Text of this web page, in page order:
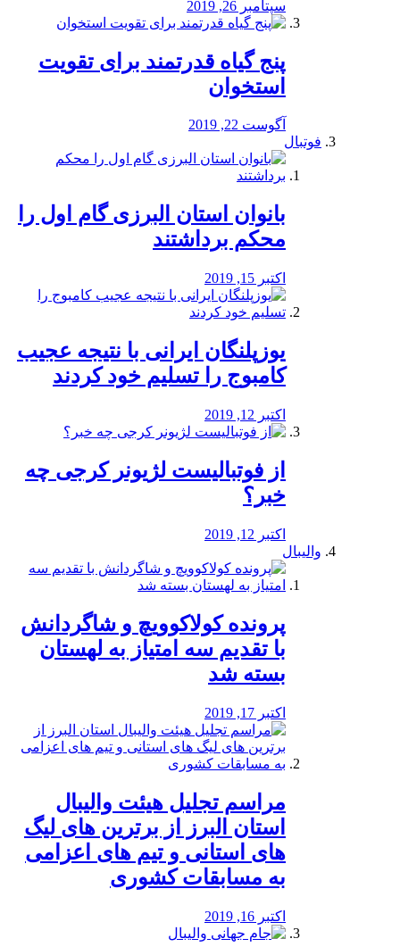
سپتامبر 26, 2019
پنج گیاه قدرتمند برای تقویت
استخوان
آگوست 22, 2019
فوتبال
بانوان استان البرزی گام اول را
محكم برداشتند
اکتبر 15, 2019
یوزپلنگان ایرانی با نتیجه عجیب
کامبوج را تسلیم خود کردند
اکتبر 12, 2019
از فوتبالیست لژیونر کرجی چه
خبر؟
اکتبر 12, 2019
والیبال
پرونده کولاکوویچ و شاگردانش
با تقدیم سه امتیاز به لهستان
بسته شد
اکتبر 17, 2019
مراسم تجلیل هیئت والیبال
استان البرز از برترین های لیگ
های استانی و تیم های اعزامی
به مسابقات کشوری
اکتبر 16, 2019